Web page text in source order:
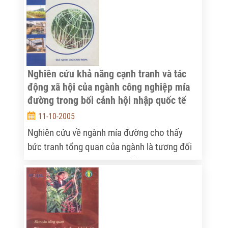
chế chủ yếu để thực hiên DĐĐT, Một là để
cho thị trường ruộng đất, và các nhân tố phi
tập trung tham gia vào, Nhà nước chỉ hỗ trợ
sao cho cơ chế nay vận hành tốt hơn.
Nghiên cứu khả năng cạnh tranh và tác
động xã hội của ngành công nghiệp mía
đường trong bối cảnh hội nhập quốc tế
11-10-2005
Nghiên cứu về ngành mía đường cho thấy
bức tranh tổng quan của ngành là tương đối
mía đường Việt Nam có khả năng cạnh tranh
kém về mọi mặt từ chất lượng và năng suất
mía đến hiệu quả hoạt động và giá thành sản
xuất của các nhà máy chế biến. Tuy nhiên,